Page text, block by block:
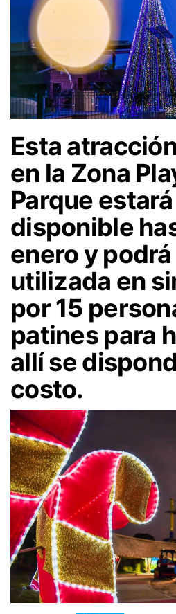
Esta
en la Zona
Parque estará
disponible
enero y
utilizada en
por 15
patines para
allí se
costo.